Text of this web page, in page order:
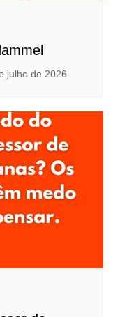
julho de 2026